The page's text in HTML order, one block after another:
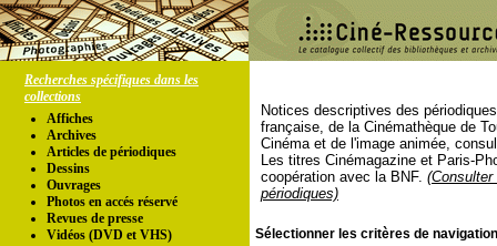
Recherches spécifiques dans les
collections
Affiches
Archives
Articles de périodiques
Dessins
Ouvrages
Photos en accés réservé
Revues de presse
Vidéos (DVD et VHS)
Notices descriptives des
française, de la Cinémathèque de
Cinéma et de l'image animée,
Les titres Cinémagazine et Paris-
coopération avec la BNF.
périodiques)
Sélectionner les critères de